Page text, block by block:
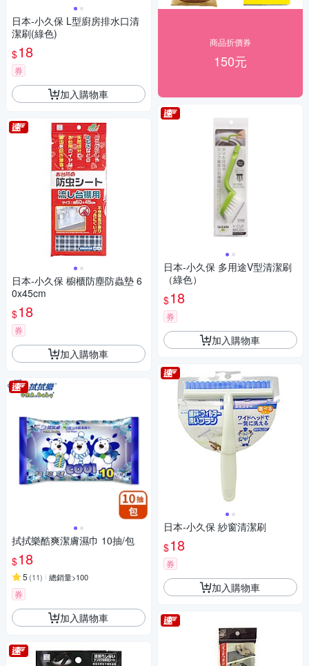
日本-小久保 L型廚房排水口清
潔刷(綠色)
$18
券
加入購物車
日本-小久保 櫥櫃防塵防蟲墊 6
0x45cm
$18
券
加入購物車
拭拭樂酷爽潔膚濕巾 10抽/包
$18
5 (11) 總銷量>100
券
加入購物車
商品折價券
150元
日本-小久保 多用途V型清潔刷
（綠色）
$18
券
加入購物車
日本-小久保 紗窗清潔刷
$18
券
加入購物車